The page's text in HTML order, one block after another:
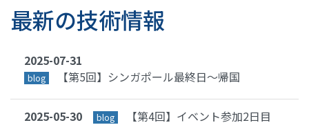
最新の技術情報
2025-07-31
blog 【第5回】シンガポール最終日〜帰国
2025-05-30 blog 【第4回】イベント参加2日目